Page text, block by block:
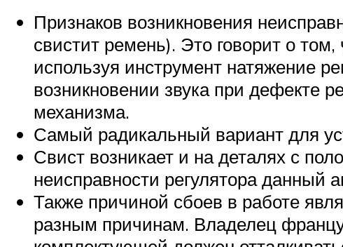
Признаков возникновения
свистит ремень). Это говорит о
используя инструмент натяжение
возникновении звука при дефекте
механизма.
Самый радикальный вариант для
Свист возникает и на деталях с
неисправности регулятора данный
Также причиной сбоев в работе
разным причинам. Владелец